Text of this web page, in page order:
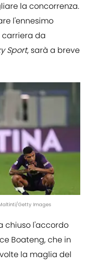
la concorrenza.
l'ennesimo
da
Sport, sarà a breve
Getty Images
chiuso l'accordo
Boateng, che in
la maglia del